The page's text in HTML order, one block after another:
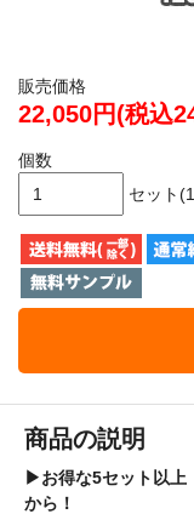
販売価格
22,050円(税込
個数
セット
商品の説明
▶お得な5セット以上
から！